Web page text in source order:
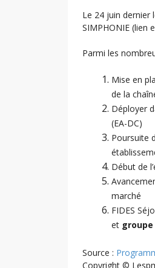
Le 24 juin dernier
SIMPHONIE (lien
Parmi les
Mise en
de la
Déployer
(EA-DC)
Poursuite
Début de
marché
FIDES
et
Source :
Copyright ©